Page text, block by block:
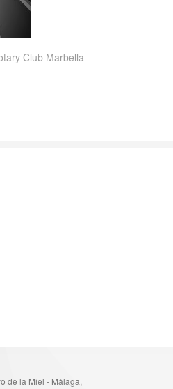
Club Marbella-
de la Miel - Málaga,